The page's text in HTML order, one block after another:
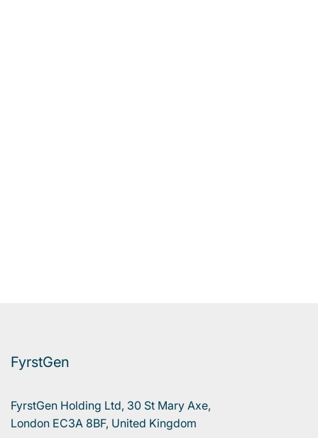
FyrstGen
FyrstGen Holding Ltd, 30 St Mary Axe,
London EC3A 8BF, United Kingdom